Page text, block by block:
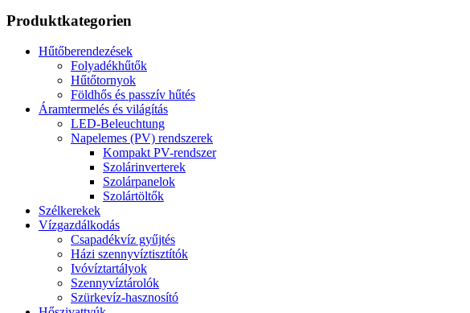
Produktkategorien
Hűtőberendezések
Folyadékhűtők
Hűtőtornyok
Földhős és passzív hűtés
Áramtermelés és világítás
LED-Beleuchtung
Napelemes (PV) rendszerek
Kompakt PV-rendszer
Szolárinverterek
Szolárpanelok
Szolártöltők
Szélkerekek
Vízgazdálkodás
Csapadékvíz gyűjtés
Házi szennyvíztisztítók
Ivóvíztartályok
Szennyvíztárolók
Szürkevíz-hasznosító